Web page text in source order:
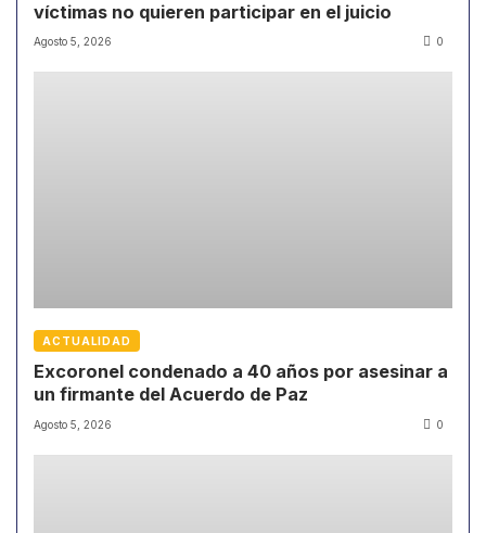
víctimas no quieren participar en el juicio
Agosto 5, 2026 0
ACTUALIDAD
Excoronel condenado a 40 años por asesinar a
un firmante del Acuerdo de Paz
Agosto 5, 2026 0